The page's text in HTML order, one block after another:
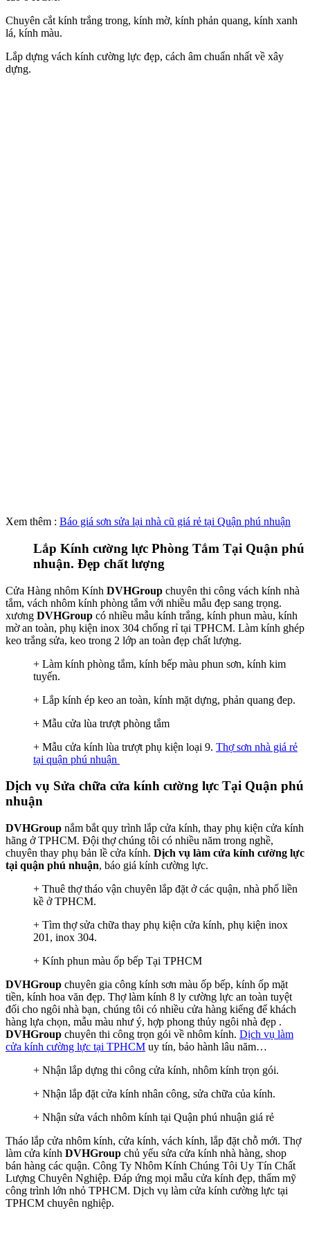
Chuyên cắt kính trắng trong, kính mờ, kính phản quang, kính xanh
lá, kính màu.
Lắp dựng vách kính cường lực đẹp, cách âm chuẩn nhất về xây
dựng.
Xem thêm : Báo giá sơn sửa lại nhà cũ giá rẻ tại Quận phú nhuận
Lắp Kính cường lực Phòng Tắm Tại Quận phú
nhuận. Đẹp chất lượng
Cửa Hàng nhôm Kính DVHGroup chuyên thi công vách kính nhà
tắm, vách nhôm kính phòng tắm với nhiều mẫu đẹp sang trọng.
xương DVHGroup có nhiều mẫu kính trắng, kính phun màu, kính
mờ an toàn, phụ kiện inox 304 chống rỉ tại TPHCM. Làm kính ghép
keo trắng sửa, keo trong 2 lớp an toàn đẹp chất lượng.
+ Làm kính phòng tắm, kính bếp màu phun sơn, kính kim
tuyến.
+ Lắp kính ép keo an toàn, kính mặt dựng, phản quang đep.
+ Mẫu cửa lùa trượt phòng tắm
+ Mẫu cửa kính lùa trượt phụ kiện loại 9. Thợ sơn nhà giá rẻ
tại quận phú nhuận
Dịch vụ Sửa chữa cửa kính cường lực Tại Quận phú
nhuận
DVHGroup nắm bắt quy trình lắp cửa kính, thay phụ kiện cửa kính
hãng ở TPHCM. Đội thợ chúng tôi có nhiều năm trong nghề,
chuyên thay phụ bản lề cửa kính. Dịch vụ làm cửa kính cường lực
tại quận phú nhuận, báo giá kính cường lực.
+ Thuê thợ tháo vận chuyên lắp đặt ở các quận, nhà phố liền
kề ở TPHCM.
+ Tìm thợ sửa chữa thay phụ kiện cửa kính, phụ kiện inox
201, inox 304.
+ Kính phun màu ốp bếp Tại TPHCM
DVHGroup chuyên gia công kính sơn màu ốp bếp, kính ốp mặt
tiền, kính hoa văn đẹp. Thợ làm kính 8 ly cường lực an toàn tuyệt
đối cho ngôi nhà bạn, chúng tôi có nhiều cửa hàng kiếng để khách
hàng lựa chọn, mẫu màu như ý, hợp phong thủy ngôi nhà đẹp .
DVHGroup chuyên thi công trọn gói về nhôm kính. Dịch vụ làm
cửa kính cường lực tại TPHCM uy tín, bảo hành lâu năm…
+ Nhận lắp dựng thi công cửa kính, nhôm kính trọn gói.
+ Nhận lắp đặt cửa kính nhân công, sửa chữa của kính.
+ Nhận sửa vách nhôm kính tại Quận phú nhuận giá rẻ
Tháo lắp cửa nhôm kính, cửa kính, vách kính, lắp đặt chỗ mới. Thợ
làm cửa kính DVHGroup chủ yếu sửa cửa kính nhà hàng, shop
bán hàng các quận. Công Ty Nhôm Kính Chúng Tôi Uy Tín Chất
Lượng Chuyên Nghiệp. Đáp ứng mọi mẫu cửa kính đẹp, thẩm mỹ
công trình lớn nhỏ TPHCM. Dịch vụ làm cửa kính cường lực tại
TPHCM chuyên nghiệp.